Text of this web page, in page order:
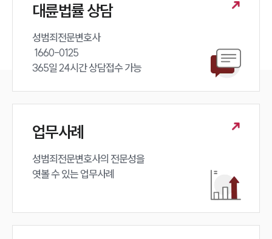
대륜법률 상담
성범죄전문변호사
365일 24시간 상담접수 가능
업무사례
성범죄전문변호사의 전문성을
엿볼 수 있는 업무사례